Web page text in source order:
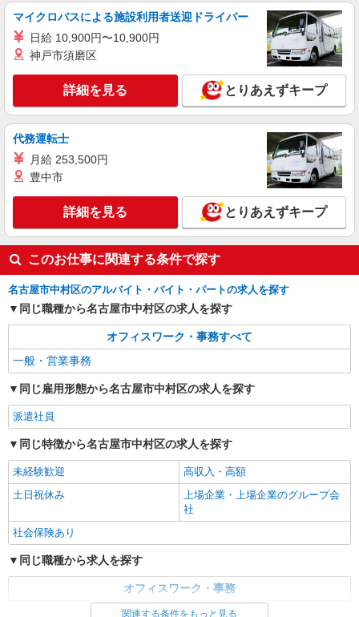
パーソルテンプスタッフ株式会社 名古屋コーディネートセンタ
ー/26-0411378
スピードよりも正確さ！チェック・テンプレー
ト入力が中心☆サポート体制◎
時給1600円
愛知県名古屋市中村区／最寄駅：栄生駅、亀島
詳細を見る
パーソルテンプスタッフ株式会社 名古屋コーディネートセンタ
ー/26-0597617
［増員ポジション］庶務メインにお手伝い♪未
経験からはじめやすい事務★
時給1600円 【月収例】時給1600円×7時間×月
21日＝235,200円
愛知県名古屋市中村区／最寄駅：名古屋駅
＜駅直結＞桜通線・名鉄・近鉄・あおなみ線から
キープ 詳細を見る
派遣社員
パーソルテンプスタッフ株式会社 名古屋コーディネートセンタ
ー/26-0483001
＜ほぼ電話なし＊入力中心＞毎日ルーチン☆同
じお仕事の仲間がいる安心感♪
名鉄・地下鉄桜通線・JR・近鉄など幅広く利用可
能♪
キープ 詳細を見る
マイクロバスによる施設利用者送迎ドライバー
日給 10,900円〜10,900円
神戸市須磨区
詳細を見る とりあえずキープ
代務運転士
月給 253,500円
豊中市
詳細を見る とりあえずキープ
このお仕事に関連する条件で探す
名古屋市中村区のアルバイト・バイト・パートの求人を探す
同じ職種から名古屋市中村区の求人を探す
オフィスワーク・事務すべて
一般・営業事務
同じ雇用形態から名古屋市中村区の求人を探す
派遣社員
同じ特徴から名古屋市中村区の求人を探す
未経験歓迎
高収入・高額
土日祝休み
上場企業・上場企業のグループ会
社
社会保険あり
同じ職種から求人を探す
オフィスワーク・事務
関連する条件をもっと見る